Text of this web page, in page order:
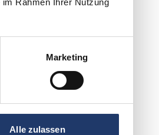
Marketing
Alle zulassen